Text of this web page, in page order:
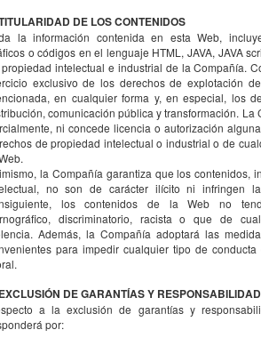
DE LOS CONTENIDOS
la información contenida en esta Web,
o códigos en el lenguaje HTML, JAVA, JAVA
intelectual e industrial de la Compañía.
exclusivo de los derechos de explotación
en cualquier forma y, en especial, los
comunicación pública y transformación. La
ni concede licencia o autorización
de propiedad intelectual o industrial o de
la Compañía garantiza que los contenidos,
no son de carácter ilícito ni infringen
los contenidos de la Web no
discriminatorio, racista o que de
Además, la Compañía adoptará las
para impedir cualquier tipo de
DE GARANTÍAS Y
a la exclusión de garantías y
por: